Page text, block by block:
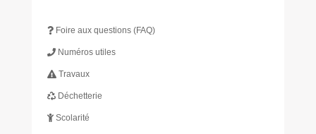
Foire aux questions (FAQ)
Numéros utiles
Travaux
Déchetterie
Scolarité